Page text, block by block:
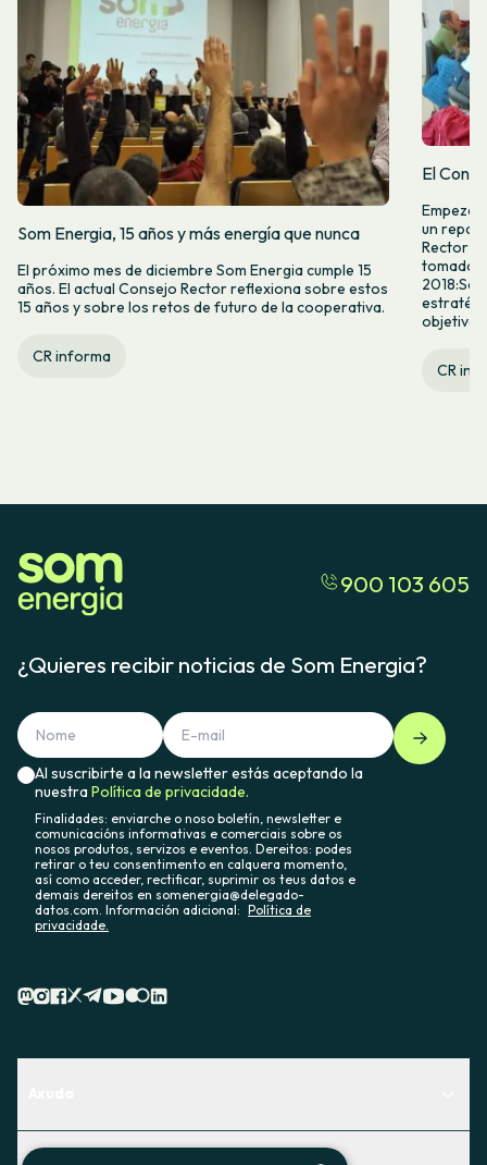
Som Energia, 15 años y más energía que nunca
El próximo mes de diciembre Som Energia cumple 15
años. El actual Consejo Rector reflexiona sobre estos
15 años y sobre los retos de futuro de la cooperativa.
CR informa
El
un
Rector
tomado
CR
900 103 605
¿Quieres recibir noticias de Som Energia?
Al suscribirte a la newsletter estás aceptando la
nuestraPolítica de privacidade.
Finalidades: enviarche o noso boletín, newsletter e
comunicacións informativas e comerciais sobre os
nosos produtos, servizos e eventos. Dereitos: podes
retirar o teu consentimento en calquera momento,
así como acceder, rectificar, suprimir os teus datos e
demais dereitos en somenergia@delegado-
datos.com. Información adicional: Política de
privacidade.